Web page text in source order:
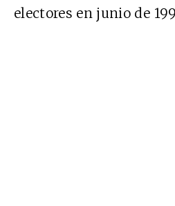
electores en junio de